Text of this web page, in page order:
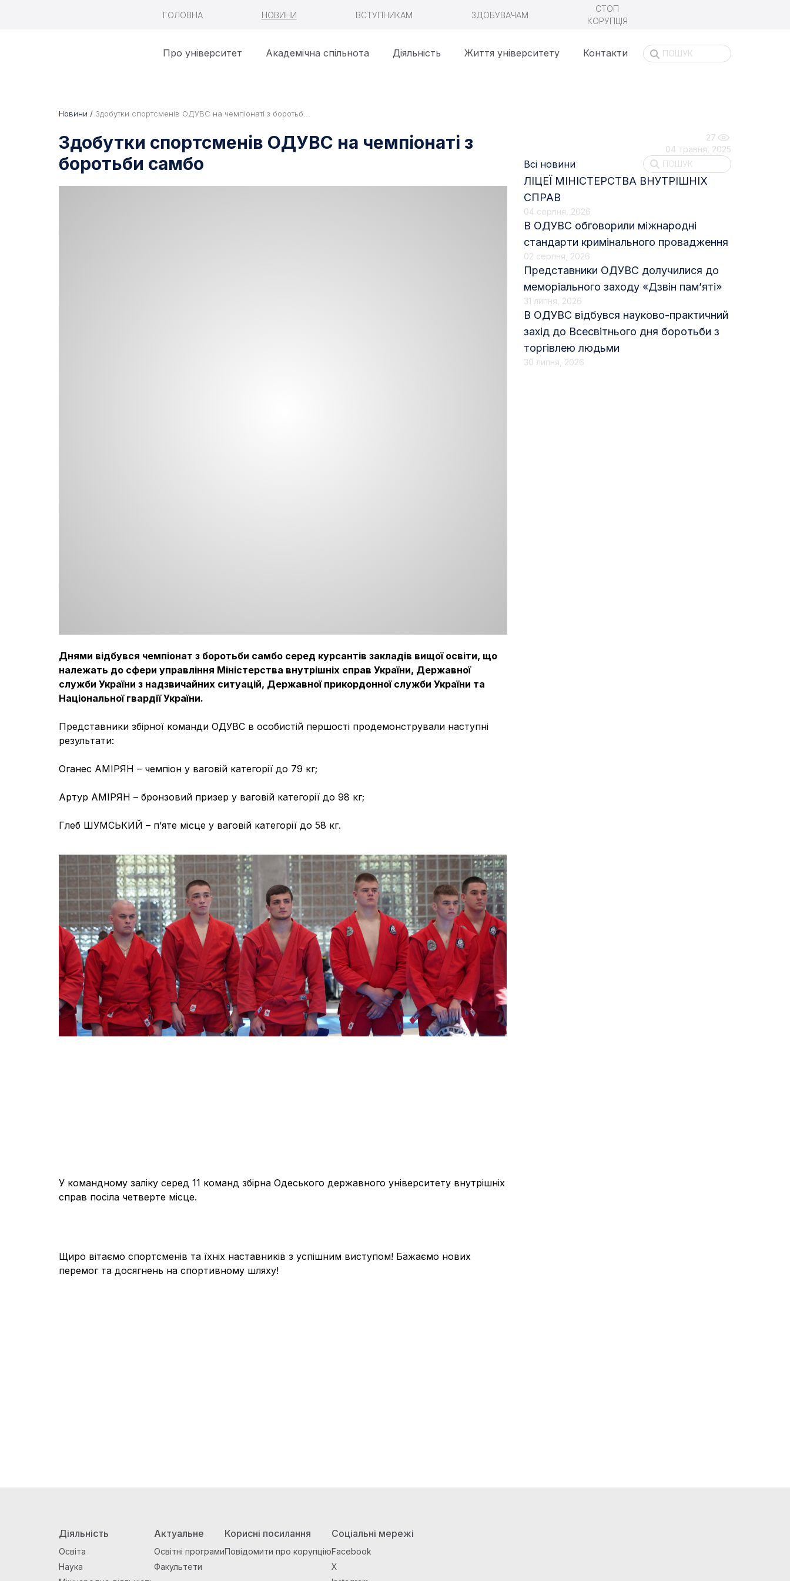
ГОЛОВНА НОВИНИ ВСТУПНИКАМ ЗДОБУВАЧАМ
СТОП
КОРУПЦІЯ
Про університет Академічна спільнота Діяльність Життя університету Контакти
Новини / Здобутки спортсменів ОДУВС на чемпіонаті з боротьб...
Здобутки спортсменів ОДУВС на чемпіонаті з
боротьби самбо
Днями відбувся чемпіонат з боротьби самбо серед курсантів закладів вищої освіти, що
належать до сфери управління Міністерства внутрішніх справ України, Державної
служби України з надзвичайних ситуацій, Державної прикордонної служби України та
Національної гвардії України.
Представники збірної команди ОДУВС в особистій першості продемонстрували наступні
результати:
Оганес АМІРЯН – чемпіон у ваговій категорії до 79 кг;
Артур АМІРЯН – бронзовий призер у ваговій категорії до 98 кг;
Глеб ШУМСЬКИЙ – п’яте місце у ваговій категорії до 58 кг.
У командному заліку серед 11 команд збірна Одеського державного університету внутрішніх
справ посіла четверте місце.
Щиро вітаємо спортсменів та їхніх наставників з успішним виступом! Бажаємо нових
перемог та досягнень на спортивному шляху!
27
04 травня, 2025
Всі новини
ЛІЦЕЇ МІНІСТЕРСТВА ВНУТРІШНІХ
СПРАВ
04 серпня, 2026
В ОДУВС обговорили міжнародні
стандарти кримінального провадження
02 серпня, 2026
Представники ОДУВС долучилися до
меморіального заходу «Дзвін пам’яті»
31 липня, 2026
В ОДУВС відбувся науково-практичний
захід до Всесвітнього дня боротьби з
торгівлею людьми
30 липня, 2026
Діяльність
Освіта
Наука
Актуальне
Освітні програми
Факультети
Корисні посилання
Повідомити про корупцію
Соціальні мережі
Facebook
X